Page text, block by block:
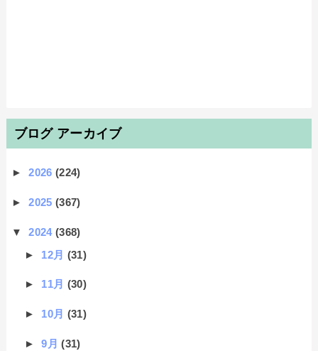
ブログ アーカイブ
►2026(224)
►2025(367)
▼2024(368)
► 12月 (31)
► 11月 (30)
► 10月 (31)
►9月(31)